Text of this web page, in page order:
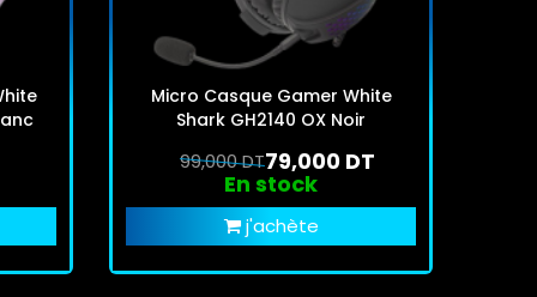
Micro Casque Gamer White
Shark GH2140 OX Noir
79,000 DT
99,000 DT
En stock
j'achète